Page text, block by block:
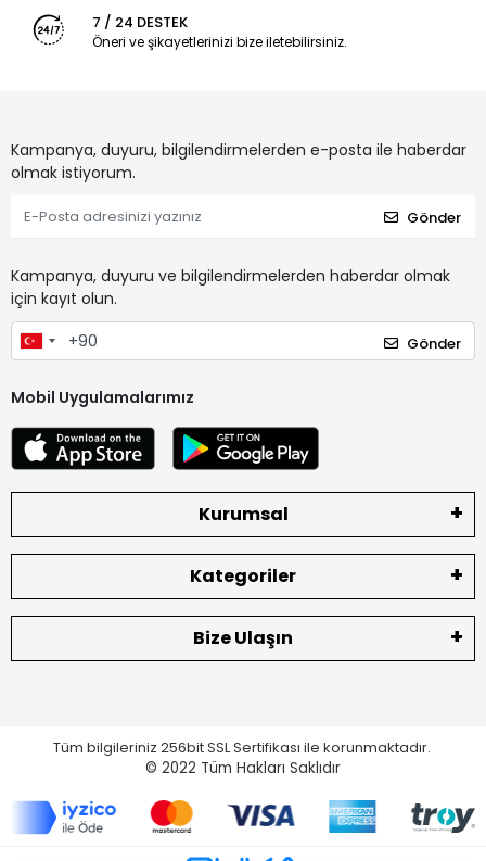
7 / 24 DESTEK
Öneri ve şikayetlerinizi bize iletebilirsiniz.
Kampanya, duyuru, bilgilendirmelerden e-posta ile haberdar
olmak istiyorum.
Gönder
Kampanya, duyuru ve bilgilendirmelerden haberdar olmak
için kayıt olun.
Gönder
Mobil Uygulamalarımız
Kurumsal
Kategoriler
Bize Ulaşın
Tüm bilgileriniz 256bit SSL Sertifikası ile korunmaktadır.
© 2022 Tüm Hakları Saklıdır